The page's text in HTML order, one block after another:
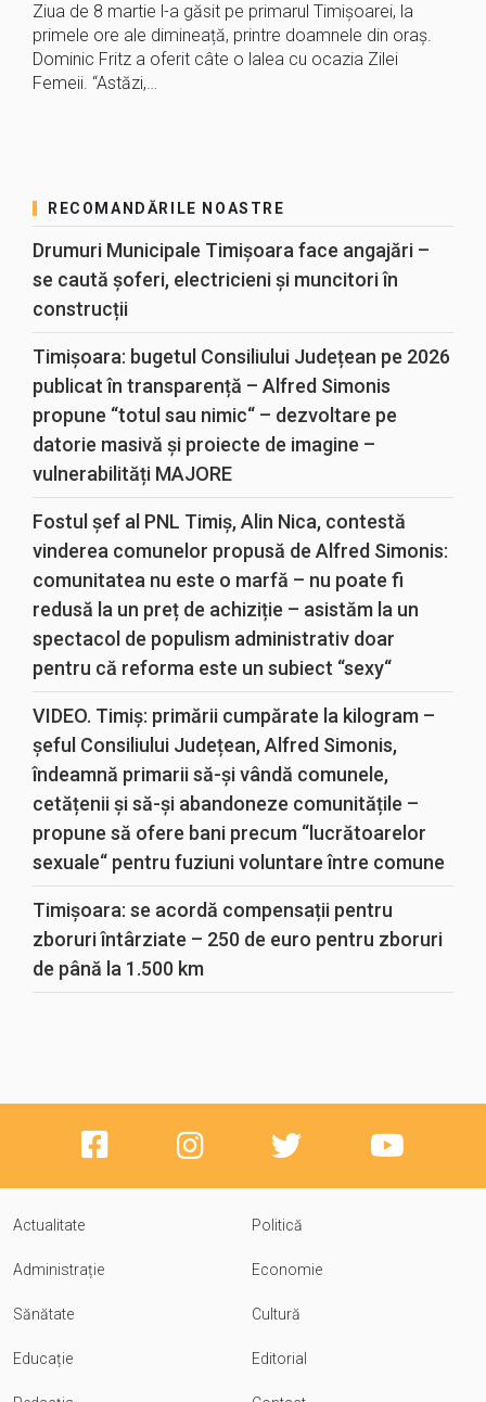
Ziua de 8 martie l-a găsit pe primarul Timișoarei, la
primele ore ale dimineață, printre doamnele din oraș.
Dominic Fritz a oferit câte o lalea cu ocazia Zilei
Femeii. “Astăzi,…
RECOMANDĂRILE NOASTRE
Drumuri Municipale Timișoara face angajări –
se caută șoferi, electricieni și muncitori în
construcții
Timișoara: bugetul Consiliului Județean pe 2026
publicat în transparență – Alfred Simonis
propune “totul sau nimic“ – dezvoltare pe
datorie masivă și proiecte de imagine –
vulnerabilități MAJORE
Fostul șef al PNL Timiș, Alin Nica, contestă
vinderea comunelor propusă de Alfred Simonis:
comunitatea nu este o marfă – nu poate fi
redusă la un preț de achiziție – asistăm la un
spectacol de populism administrativ doar
pentru că reforma este un subiect “sexy“
VIDEO. Timiș: primării cumpărate la kilogram –
șeful Consiliului Județean, Alfred Simonis,
îndeamnă primarii să-și vândă comunele,
cetățenii și să-și abandoneze comunitățile –
propune să ofere bani precum “lucrătoarelor
sexuale“ pentru fuziuni voluntare între comune
Timișoara: se acordă compensații pentru
zboruri întârziate – 250 de euro pentru zboruri
de până la 1.500 km
Actualitate Politică
Administrație Economie
Sănătate Cultură
Educație Editorial